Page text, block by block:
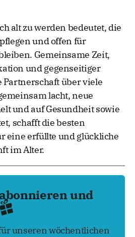
alt zu werden bedeutet, die
und offen für
Gemeinsame Zeit,
und gegenseitiger
Partnerschaft über viele
lacht, neue
und auf Gesundheit sowie
schafft die besten
eine erfüllte und glückliche
im Alter.
und
unseren wöchentlichen